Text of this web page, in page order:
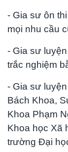
- Gia sư ôn
mọi nhu cầu
- Gia sư
trắc nghiệm
- Gia sư
Bách Khoa,
Khoa Phạm
Khoa học Xã
trường Đại